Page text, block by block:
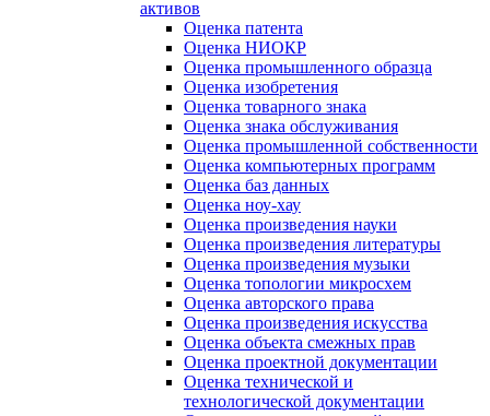
активов
Оценка патента
Оценка НИОКР
Оценка промышленного образца
Оценка изобретения
Оценка товарного знака
Оценка знака обслуживания
Оценка промышленной собственности
Оценка компьютерных программ
Оценка баз данных
Оценка ноу-хау
Оценка произведения науки
Оценка произведения литературы
Оценка произведения музыки
Оценка топологии микросхем
Оценка авторского права
Оценка произведения искусства
Оценка объекта смежных прав
Оценка проектной документации
Оценка технической и
технологической документации